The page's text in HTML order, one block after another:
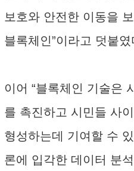
보호와 안전한 이동을
블록체인”이라고 덧붙였
이어 “블록체인 기술은
를 촉진하고 시민들 사
형성하는데 기여할 수
론에 입각한 데이터 분